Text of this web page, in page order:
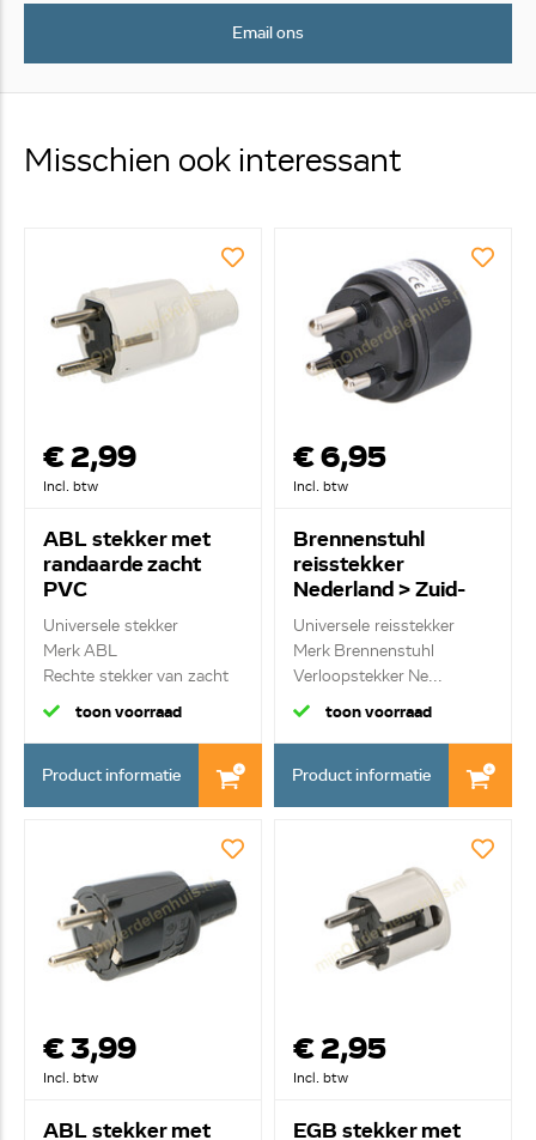
Email ons
Misschien ook interessant
€ 2,99
Incl. btw
ABL stekker met
randaarde zacht
PVC
Universele stekker
Merk ABL
Rechte stekker van zacht
PVC m...
toon voorraad
Product informatie
€ 6,95
Incl. btw
Brennenstuhl
reisstekker
Nederland > Zuid-
Afrika 1508460
Universele reisstekker
Merk Brennenstuhl
Verloopstekker Ne...
toon voorraad
Product informatie
€ 3,99
Incl. btw
ABL stekker met
€ 2,95
Incl. btw
EGB stekker met